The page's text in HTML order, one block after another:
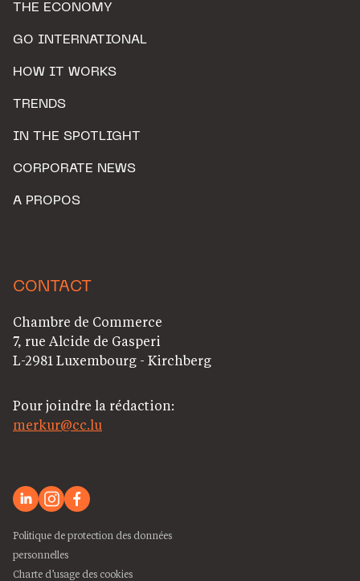
THE ECONOMY
GO INTERNATIONAL
HOW IT WORKS
TRENDS
IN THE SPOTLIGHT
CORPORATE NEWS
A PROPOS
CONTACT
Chambre de Commerce
7, rue Alcide de Gasperi
L-2981 Luxembourg - Kirchberg
Pour joindre la rédaction:
merkur@cc.lu
Politique de protection des données
personnelles
Charte d’usage des cookies